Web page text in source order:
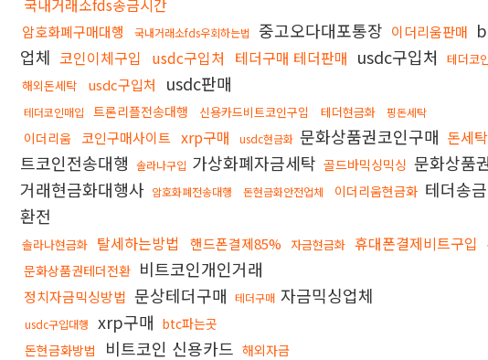
국내거래소fds송금시간
암호화폐구매대행 국내거래소fds우회하는법 중고오다대포통장 이더리움판매
업체 코인이체구입 usdc구입처 테더구매 테더판매 usdc구입처 테더코
해외돈세탁 usdc구입처 usdc판매
테더코인매입 트론리플전송대행 신용카드비트코인구입 테더현금화 핑돈세탁
이더리움 코인구매사이트 xrp구매 usdc현금화 문화상품권코인구매 돈세
트코인전송대행
솔라나구입 가상화폐자금세탁 골드바믹싱믹싱 문화상품
거래현금화대행사 암호화폐전송대행 돈현금화안전업체 이더리움현금화 테더송
환전
솔라나현금화 탈세하는방법 핸드폰결제85% 자금현금화 휴대폰결제비트구입
문화상품권테더전환 비트코인개인거래
정치자금믹싱방법 문상테더구매 테더구매 자금믹싱업체
usdc구입대행 xrp구매 btc파는곳
돈현금화방법
비트코인 신용카드 해외자금